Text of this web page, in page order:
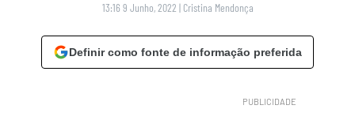
13:16 9 Junho, 2022 | Cristina Mendonça
Definir como fonte de informação preferida